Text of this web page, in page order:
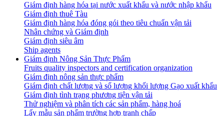
Giám định hàng hóa tại nước xuất khẩu và nước nhập khẩu
Giám định thuê Tàu
Giám định hàng hóa đóng gói theo tiêu chuẩn vận tải
Nhân chứng và Giám định
Giám định siêu âm
Ship agents
Giám định Nông Sản Thực Phẩm
Fruits quality inspectors and certification organization
Giám định nông sản thực phẩm
Giám định chất lượng và số lượng khối lượng Gạo xuất khẩu
Giám định tình trạng phương tiện vận tải
Thử nghiệm và phân tích các sản phẩm, hàng hoá
Lấy mẫu sản phẩm trường hợp tranh chấp